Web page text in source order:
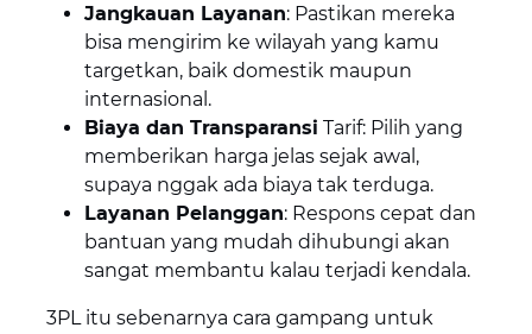
Jangkauan Layanan: Pastikan mereka
bisa mengirim ke wilayah yang kamu
targetkan, baik domestik maupun
internasional.
Biaya dan Transparansi Tarif: Pilih yang
memberikan harga jelas sejak awal,
supaya nggak ada biaya tak terduga.
Layanan Pelanggan: Respons cepat dan
bantuan yang mudah dihubungi akan
sangat membantu kalau terjadi kendala.
3PL itu sebenarnya cara gampang untuk